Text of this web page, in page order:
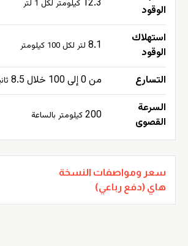
الوقود
12.3 كيلومتر لكل 1 لتر
استهلاك
الوقود
8.1 لتر لكل 100 كيلومتر
التسارع من 0 إلى 100 خلال 8.5
السرعة
القصوى
200 كيلومتر بالساعة
سعر ومواصفات النسخة
هاي (دفع رباعي)